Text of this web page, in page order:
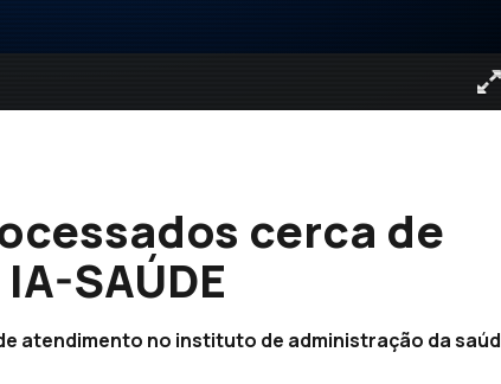
cerca de
SAÚDE
atendimento no instituto de administração da